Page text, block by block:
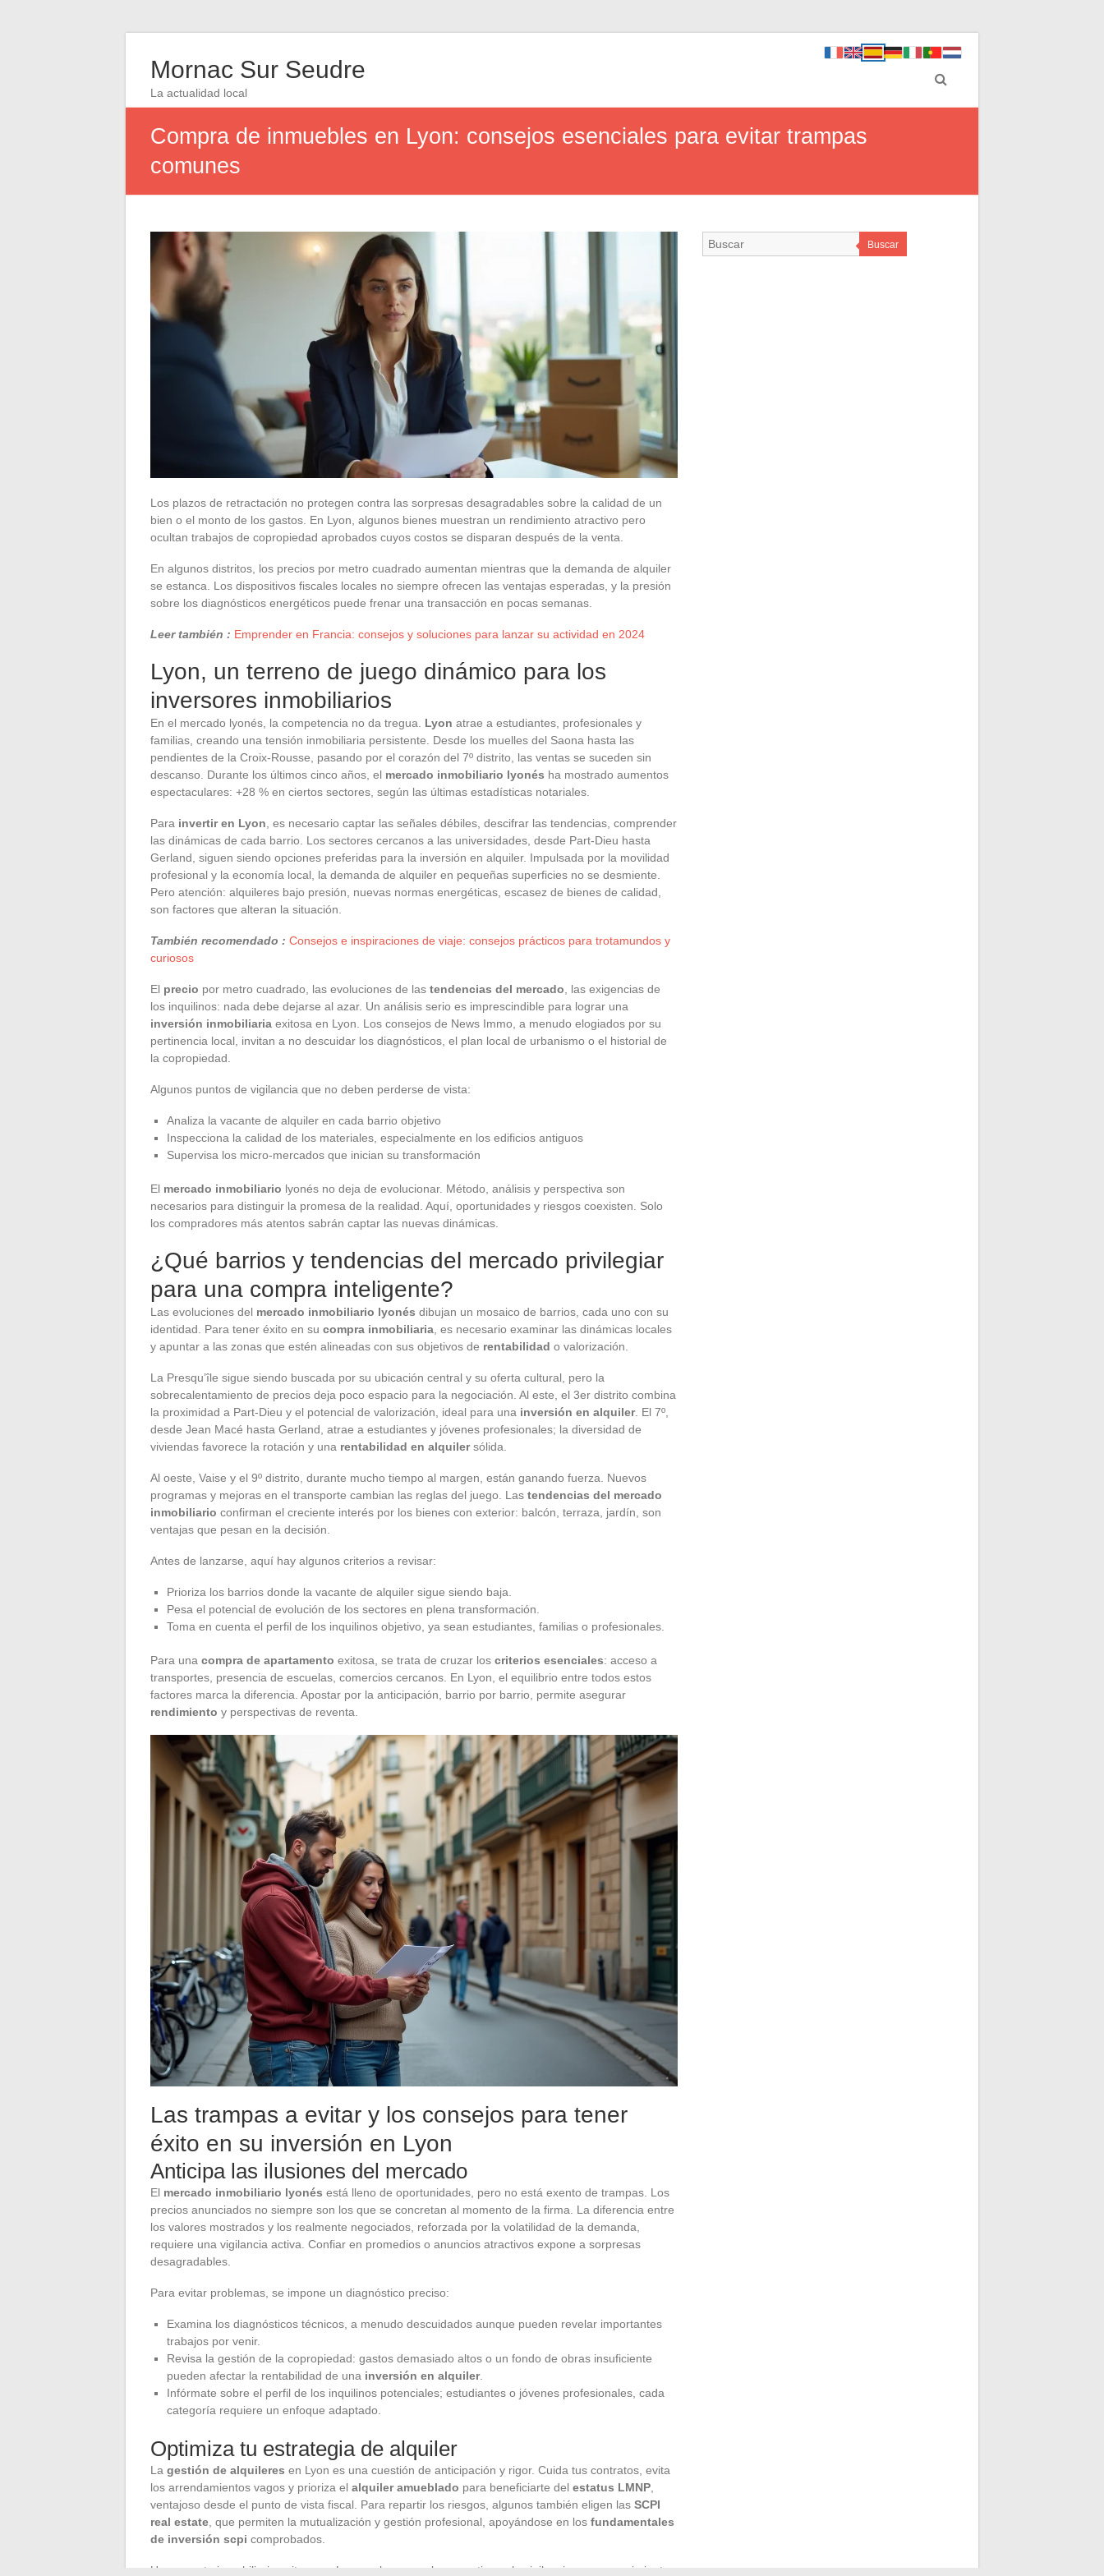
Mornac Sur Seudre
La actualidad local
Compra de inmuebles en Lyon: consejos esenciales para evitar trampas
comunes
Los plazos de retractación no protegen contra las sorpresas desagradables sobre la calidad de un
bien o el monto de los gastos. En Lyon, algunos bienes muestran un rendimiento atractivo pero
ocultan trabajos de copropiedad aprobados cuyos costos se disparan después de la venta.
En algunos distritos, los precios por metro cuadrado aumentan mientras que la demanda de alquiler
se estanca. Los dispositivos fiscales locales no siempre ofrecen las ventajas esperadas, y la presión
sobre los diagnósticos energéticos puede frenar una transacción en pocas semanas.
Leer también : Emprender en Francia: consejos y soluciones para lanzar su actividad en 2024
Lyon, un terreno de juego dinámico para los
inversores inmobiliarios
En el mercado lyonés, la competencia no da tregua. Lyon atrae a estudiantes, profesionales y
familias, creando una tensión inmobiliaria persistente. Desde los muelles del Saona hasta las
pendientes de la Croix-Rousse, pasando por el corazón del 7º distrito, las ventas se suceden sin
descanso. Durante los últimos cinco años, el mercado inmobiliario lyonés ha mostrado aumentos
espectaculares: +28 % en ciertos sectores, según las últimas estadísticas notariales.
Para invertir en Lyon , es necesario captar las señales débiles, descifrar las tendencias, comprender
las dinámicas de cada barrio. Los sectores cercanos a las universidades, desde Part-Dieu hasta
Gerland, siguen siendo opciones preferidas para la inversión en alquiler. Impulsada por la movilidad
profesional y la economía local, la demanda de alquiler en pequeñas superficies no se desmiente.
Pero atención: alquileres bajo presión, nuevas normas energéticas, escasez de bienes de calidad,
son factores que alteran la situación.
También recomendado : Consejos e inspiraciones de viaje: consejos prácticos para trotamundos y
curiosos
El precio por metro cuadrado, las evoluciones de las tendencias del mercado , las exigencias de
los inquilinos: nada debe dejarse al azar. Un análisis serio es imprescindible para lograr una
inversión inmobiliaria exitosa en Lyon. Los consejos de News Immo, a menudo elogiados por su
pertinencia local, invitan a no descuidar los diagnósticos, el plan local de urbanismo o el historial de
la copropiedad.
Algunos puntos de vigilancia que no deben perderse de vista:
Analiza la vacante de alquiler en cada barrio objetivo
Inspecciona la calidad de los materiales, especialmente en los edificios antiguos
Supervisa los micro-mercados que inician su transformación
El mercado inmobiliario lyonés no deja de evolucionar. Método, análisis y perspectiva son
necesarios para distinguir la promesa de la realidad. Aquí, oportunidades y riesgos coexisten. Solo
los compradores más atentos sabrán captar las nuevas dinámicas.
¿Qué barrios y tendencias del mercado privilegiar
para una compra inteligente?
Las evoluciones del mercado inmobiliario lyonés dibujan un mosaico de barrios, cada uno con su
identidad. Para tener éxito en su compra inmobiliaria , es necesario examinar las dinámicas locales
y apuntar a las zonas que estén alineadas con sus objetivos de rentabilidad o valorización.
La Presqu’île sigue siendo buscada por su ubicación central y su oferta cultural, pero la
sobrecalentamiento de precios deja poco espacio para la negociación. Al este, el 3er distrito combina
la proximidad a Part-Dieu y el potencial de valorización, ideal para una inversión en alquiler. El 7º,
desde Jean Macé hasta Gerland, atrae a estudiantes y jóvenes profesionales; la diversidad de
viviendas favorece la rotación y una rentabilidad en alquilersólida.
Al oeste, Vaise y el 9º distrito, durante mucho tiempo al margen, están ganando fuerza. Nuevos
programas y mejoras en el transporte cambian las reglas del juego. Las tendencias del mercado
inmobiliario confirman el creciente interés por los bienes con exterior: balcón, terraza, jardín, son
ventajas que pesan en la decisión.
Antes de lanzarse, aquí hay algunos criterios a revisar:
Prioriza los barrios donde la vacante de alquiler sigue siendo baja.
Pesa el potencial de evolución de los sectores en plena transformación.
Toma en cuenta el perfil de los inquilinos objetivo, ya sean estudiantes, familias o profesionales.
Para una compra de apartamento exitosa, se trata de cruzar los criterios esenciales: acceso a
transportes, presencia de escuelas, comercios cercanos. En Lyon, el equilibrio entre todos estos
factores marca la diferencia. Apostar por la anticipación, barrio por barrio, permite asegurar
rendimiento y perspectivas de reventa.
Las trampas a evitar y los consejos para tener
éxito en su inversión en Lyon
Anticipa las ilusiones del mercado
El mercado inmobiliario lyonés está lleno de oportunidades, pero no está exento de trampas. Los
precios anunciados no siempre son los que se concretan al momento de la firma. La diferencia entre
los valores mostrados y los realmente negociados, reforzada por la volatilidad de la demanda,
requiere una vigilancia activa. Confiar en promedios o anuncios atractivos expone a sorpresas
desagradables.
Para evitar problemas, se impone un diagnóstico preciso:
Examina los diagnósticos técnicos, a menudo descuidados aunque pueden revelar importantes
trabajos por venir.
Revisa la gestión de la copropiedad: gastos demasiado altos o un fondo de obras insuficiente
pueden afectar la rentabilidad de una inversión en alquiler.
Infórmate sobre el perfil de los inquilinos potenciales; estudiantes o jóvenes profesionales, cada
categoría requiere un enfoque adaptado.
Optimiza tu estrategia de alquiler
La gestión de alquileres en Lyon es una cuestión de anticipación y rigor. Cuida tus contratos, evita
los arrendamientos vagos y prioriza el alquiler amueblado para beneficiarte del estatus LMNP
ventajoso desde el punto de vista fiscal. Para repartir los riesgos, algunos también eligen las SCPI
real estate , que permiten la mutualización y gestión profesional, apoyándose en los fundamentales
de inversión scpi comprobados.
Un proyecto inmobiliario exitoso en Lyon se basa en el pragmatismo, la vigilancia y un conocimiento
Buscar